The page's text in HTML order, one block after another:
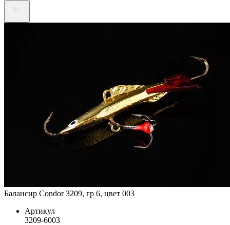
Балансир Condor 3209, гр 6, цвет 003
Артикул
3209-6003